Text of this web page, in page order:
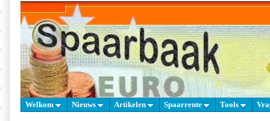
Welkom Nieuws Artikelen Spaarrente Tools